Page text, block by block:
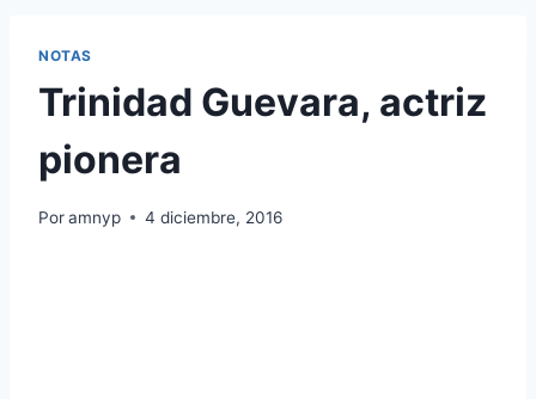
NOTAS
Trinidad Guevara, actriz
pionera
Poramnyp 4 diciembre, 2016